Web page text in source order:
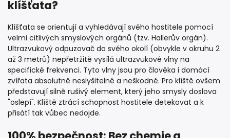
klíšťata?
Klíšťata se orientují a vyhledávají svého hostitele pomocí
velmi citlivých smyslových orgánů (tzv. Hallerův orgán).
Ultrazvukový odpuzovač do svého okolí (obvykle v okruhu 2
až 3 metrů) nepřetržitě vysílá ultrazvukové vlny na
specifické frekvenci. Tyto vlny jsou pro člověka i domácí
zvířata absolutně neslyšitelné a neškodné. Pro klíště ovšem
představují silně rušivý element, který jeho smysly doslova
"oslepí". Klíště ztrácí schopnost hostitele detekovat a k
přisátí tak vůbec nedojde.